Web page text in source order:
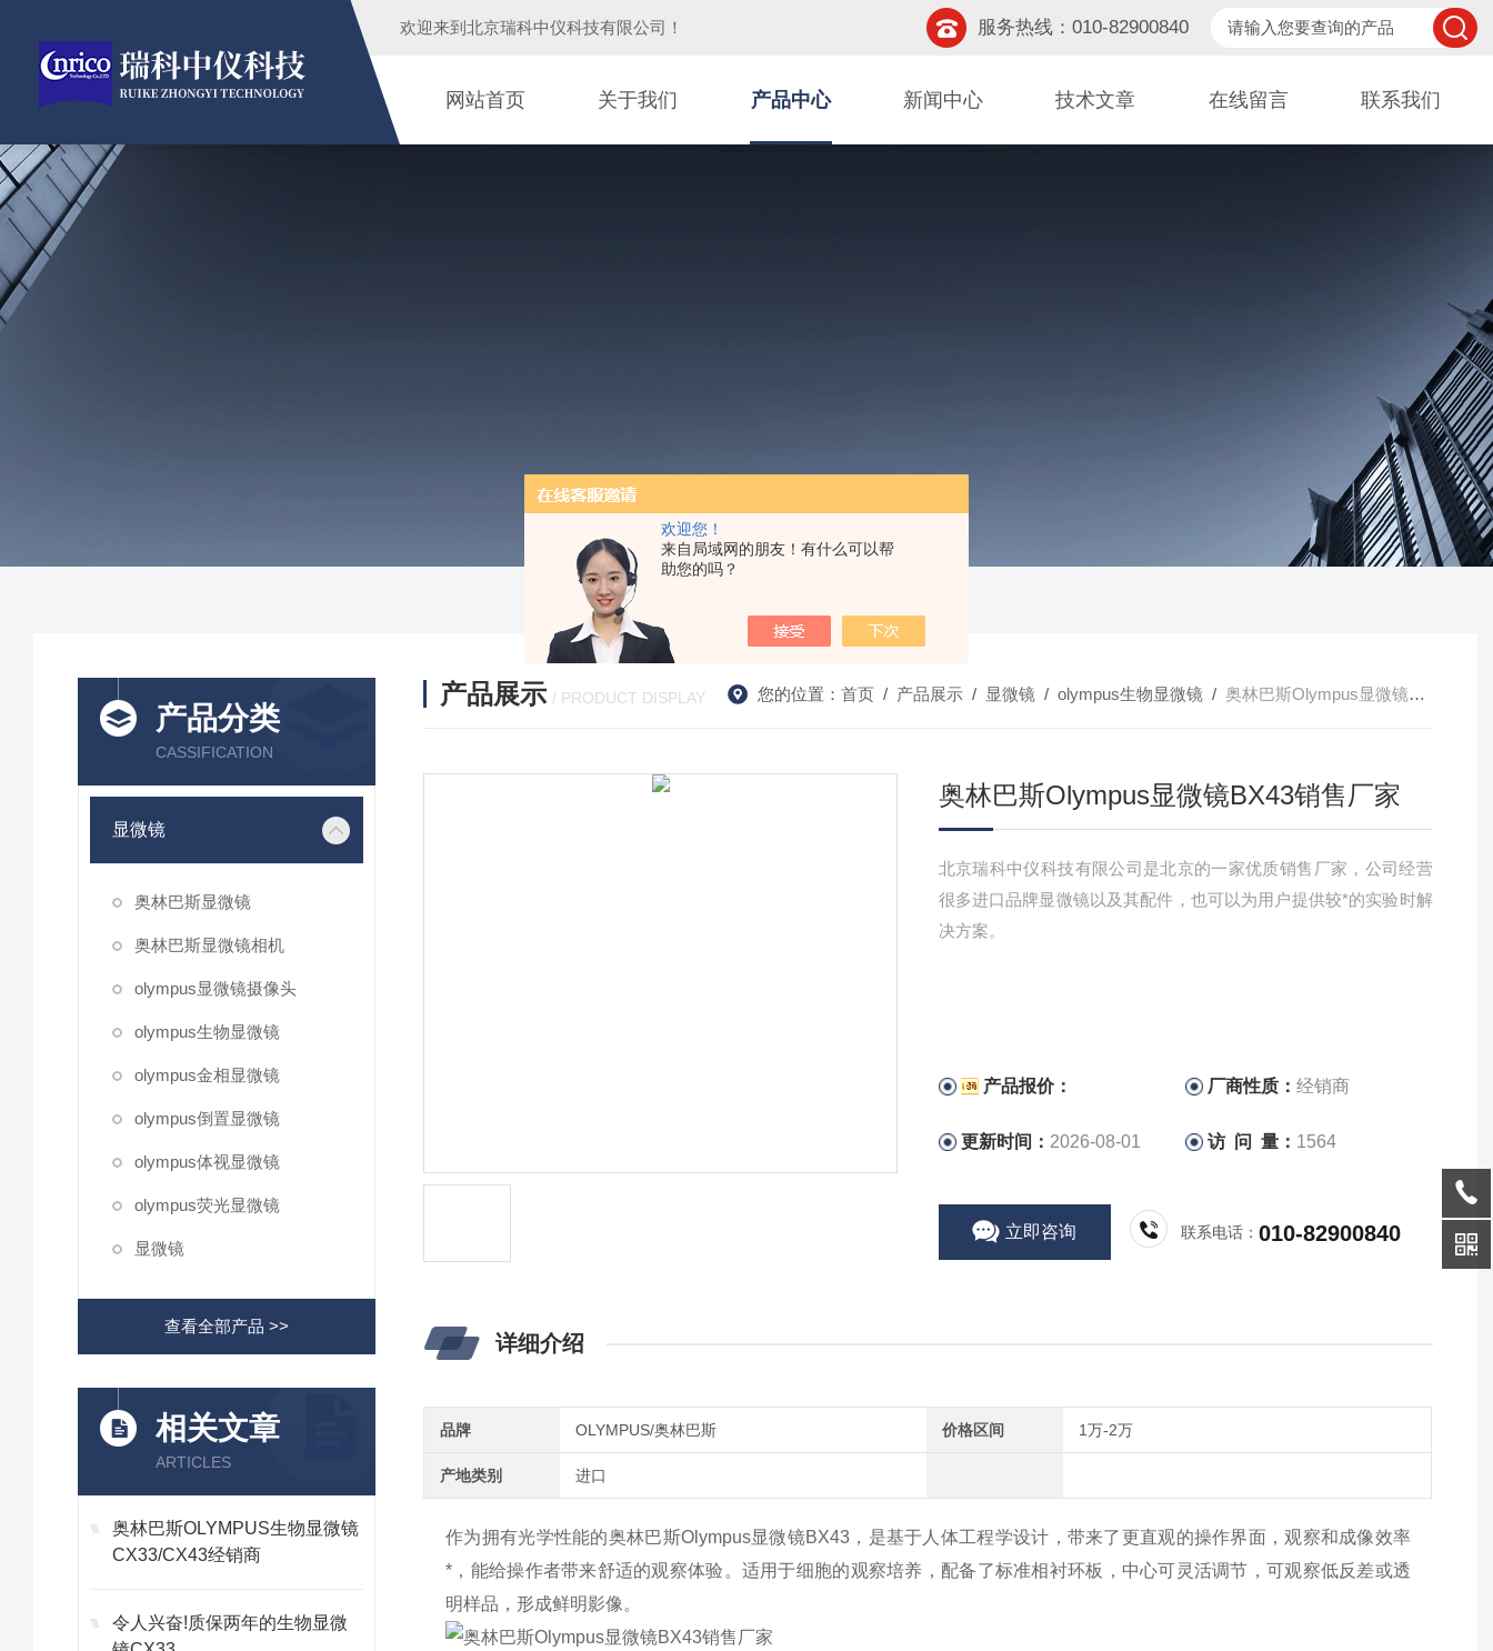
欢迎您！
来自局域网的朋友！有什么可以帮
助您的吗？
欢迎来到 北京瑞科中仪科技有限公司 ！ 服务热线：010-82900840
网站首页 关于我们 产品中心 新闻中心 技术文章 在线留言 联系我们
产品分类
CASSIFICATION
显微镜
奥林巴斯显微镜
奥林巴斯显微镜相机
olympus显微镜摄像头
olympus生物显微镜
olympus金相显微镜
olympus倒置显微镜
olympus体视显微镜
olympus荧光显微镜
显微镜
查看全部产品 >>
相关文章
ARTICLES
奥林巴斯OLYMPUS生物显微镜
CX33/CX43经销商
令人兴奋!质保两年的生物显微
产品展示 / PRODUCT DISPLAY 您的位置： 首页/ 产品展示/ 显微镜/ olympus生物显微镜/ 奥林巴斯Olympus显微镜BX43销售厂家
奥林巴斯Olympus显微镜BX43销售厂家
北京瑞科中仪科技有限公司是北京的一家优质销售厂家，公司经营
很多进口品牌显微镜以及其配件，也可以为用户提供较*的实验时解
决方案。
产品报价： 厂商性质：经销商
更新时间： 2026-08-01 访 问 量： 1564
立即咨询 联系电话：010-82900840
详细介绍
品牌 OLYMPUS/奥林巴斯 价格区间 1万-2万
产地类别 进口
作为拥有光学性能的奥林巴斯Olympus显微镜BX43 ，是基于人体工程学设计，带来了更直观的操作界面，观察和成像效率
*，能给操作者带来舒适的观察体验。适用于细胞的观察培养，配备了标准相衬环板，中心可灵活调节，可观察低反差或透
明样品，形成鲜明影像。